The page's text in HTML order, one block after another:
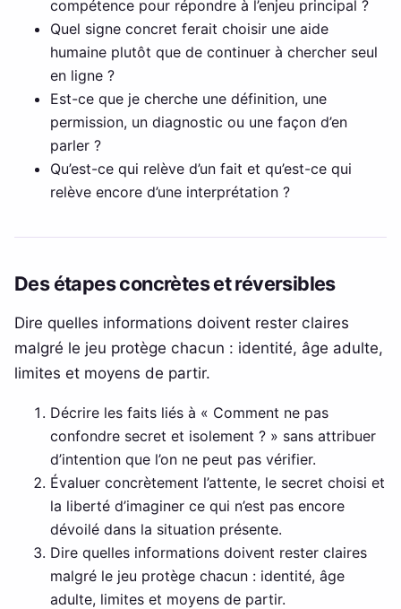
compétence pour répondre à l’enjeu principal ?
Quel signe concret ferait choisir une aide
humaine plutôt que de continuer à chercher seul
en ligne ?
Est-ce que je cherche une définition, une
permission, un diagnostic ou une façon d’en
parler ?
Qu’est-ce qui relève d’un fait et qu’est-ce qui
relève encore d’une interprétation ?
Des étapes concrètes et réversibles
Dire quelles informations doivent rester claires
malgré le jeu protège chacun : identité, âge adulte,
limites et moyens de partir.
Décrire les faits liés à « Comment ne pas
confondre secret et isolement ? » sans attribuer
d’intention que l’on ne peut pas vérifier.
Évaluer concrètement l’attente, le secret choisi et
la liberté d’imaginer ce qui n’est pas encore
dévoilé dans la situation présente.
Dire quelles informations doivent rester claires
malgré le jeu protège chacun : identité, âge
adulte, limites et moyens de partir.